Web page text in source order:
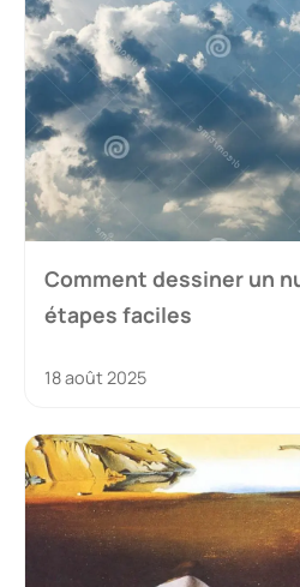
Comment dessiner un
étapes faciles
18 août 2025